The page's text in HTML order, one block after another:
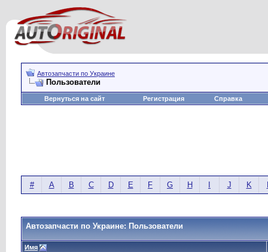
Автозапчасти по Украине
Пользователи
Вернуться на сайт Регистрация Справка
# A B C D E F G H J K
Автозапчасти по Украине: Пользователи
Имя